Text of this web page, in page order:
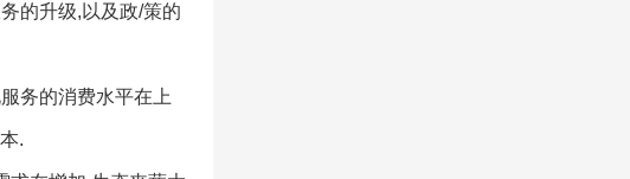
的升级,以及政/策的
务的消费水平在上
.